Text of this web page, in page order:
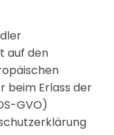
auf den
beim Erlass der
GVO)